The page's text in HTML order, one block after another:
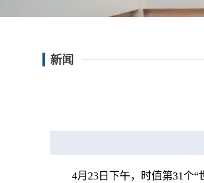
新闻
4月 23日下午，时值第31个“